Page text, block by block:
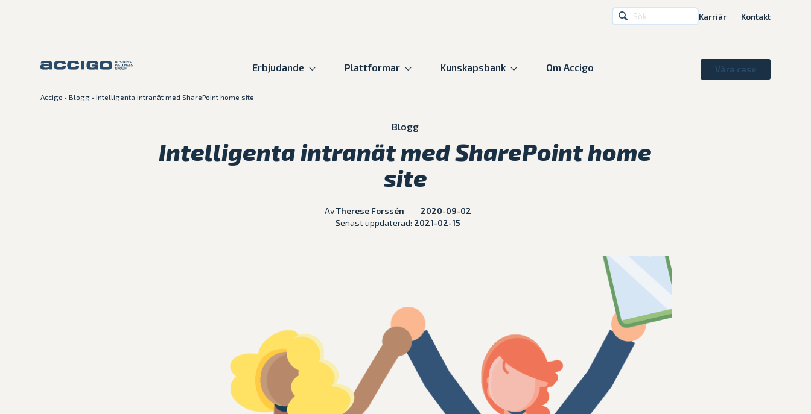
Karriär Kontakt
Erbjudande Plattformar Kunskapsbank Om Accigo Våra case
Karriär Kontakt
Accigo •Blogg •Intelligenta intranät med SharePoint home site
Blogg
Intelligenta intranät med SharePoint home
site
AvTherese Forssén
2020-09-02
Senast uppdaterad: 2021-02-15